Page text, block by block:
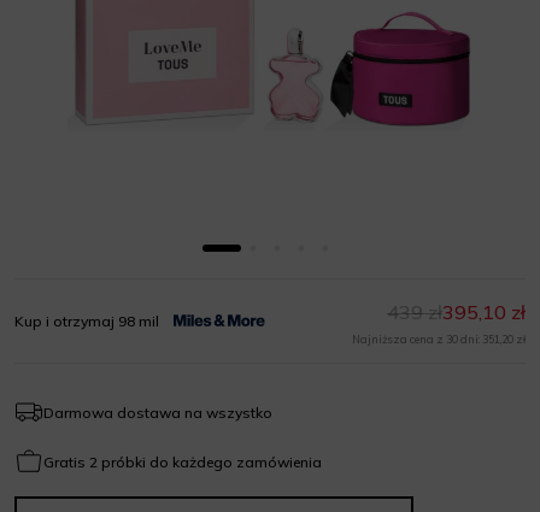
Kup i otrzymaj 98 mil 395,10 zł
439 zł
Najniższa cena z 30 dni: 351,20 zł
Darmowa dostawa na wszystko
Gratis 2 próbki do każdego zamówienia